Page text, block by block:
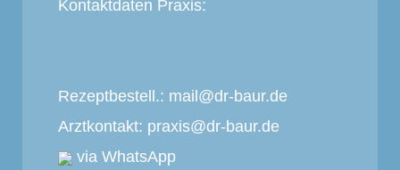
Kontaktdaten Praxis:
Rezeptbestell.: mail@dr-baur.de
Arztkontakt: praxis@dr-baur.de
via WhatsApp